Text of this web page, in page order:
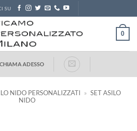
SU
0
CHIAMA ADESSO
NIDO PERSONALIZZATI » SET ASILO
NIDO